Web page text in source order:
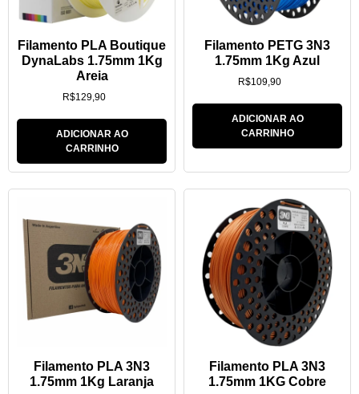
Filamento PLA Boutique
DynaLabs 1.75mm 1Kg
Areia
R$129,90
ADICIONAR AO
CARRINHO
Filamento PETG 3N3
1.75mm 1Kg Azul
R$109,90
ADICIONAR AO
CARRINHO
Filamento PLA 3N3
1.75mm 1Kg Laranja
Filamento PLA 3N3
1.75mm 1KG Cobre